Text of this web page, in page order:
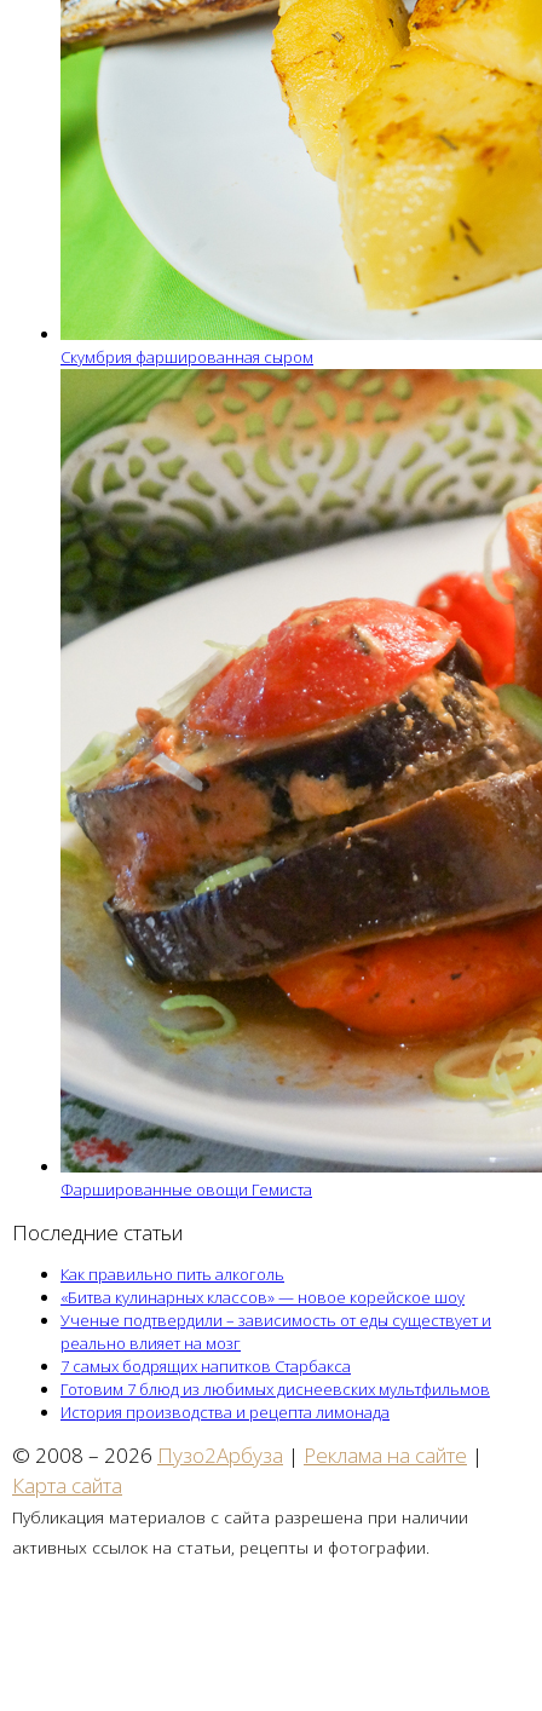
Скумбрия фаршированная сыром
Фаршированные овощи Гемиста
Последние статьи
Как правильно пить алкоголь
«Битва кулинарных классов» — новое корейское шоу
Ученые подтвердили – зависимость от еды существует и
реально влияет на мозг
7 самых бодрящих напитков Старбакса
Готовим 7 блюд из любимых диснеевских мультфильмов
История производства и рецепта лимонада
© 2008 – 2026 Пузо2Арбуза | Реклама на сайте |
Карта сайта
Публикация материалов с сайта разрешена при наличии
активных ссылок на статьи, рецепты и фотографии.